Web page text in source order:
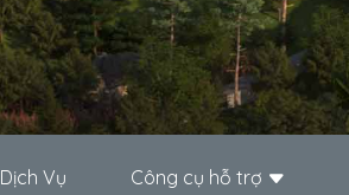
Dịch Vụ Công cụ hỗ trợ